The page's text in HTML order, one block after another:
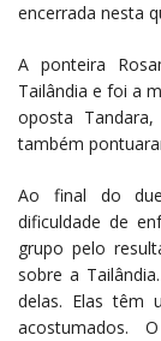
encerrada nesta
A ponteira
Tailândia e foi a
oposta
também
Ao final do
dificuldade de
grupo pelo
sobre a
delas. Elas têm
acostumados.